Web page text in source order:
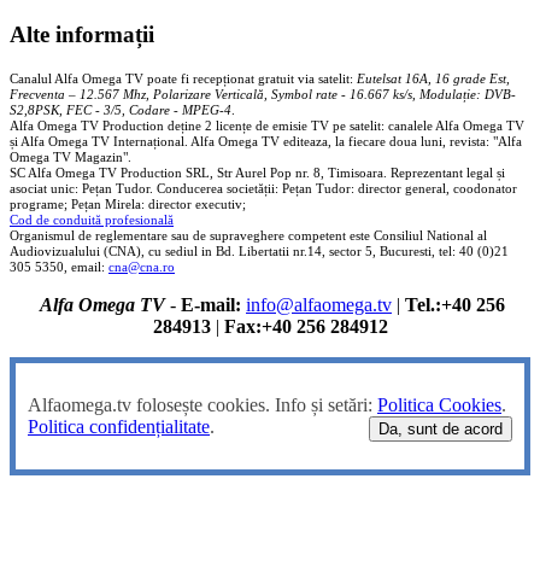
Alte informații
Canalul Alfa Omega TV poate fi recepționat gratuit via satelit: Eutelsat 16A, 16 grade Est,
Frecventa – 12.567 Mhz, Polarizare Verticală, Symbol rate - 16.667 ks/s, Modulație: DVB-
S2,8PSK, FEC - 3/5, Codare - MPEG-4
Alfa Omega TV Production deține 2 licențe de emisie TV pe satelit: canalele Alfa Omega TV
și Alfa Omega TV Internațional. Alfa Omega TV editeaza, la fiecare doua luni, revista: "Alfa
Omega TV Magazin".
SC Alfa Omega TV Production SRL, Str Aurel Pop nr. 8, Timisoara. Reprezentant legal și
asociat unic: Pețan Tudor. Conducerea societății: Pețan Tudor: director general, coodonator
programe; Pețan Mirela: director executiv;
Cod de conduită profesională
Organismul de reglementare sau de supraveghere competent este Consiliul National al
Audiovizualului (CNA), cu sediul in Bd. Libertatii nr.14, sector 5, Bucuresti, tel: 40 (0)21
305 5350, email: cna@cna.ro
Alfa Omega TV- E-mail: info@alfaomega.tv | Tel.:+40 256
284913| Fax:+40 256 284912
Alfaomega.tv folosește cookies. Info și setări: Politica Cookies.
Politica confidențialitate. Da, sunt de acord